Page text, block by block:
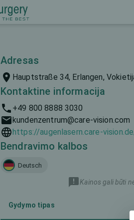
Adresas
Hauptstraße 34, Erlangen,
Kontaktine informacija
+49 800 8888 3030
kundenzentrum@care-vision.com
https://augenlasern.care-
Bendravimo kalbos
Deutsch
Kainos gali būti
Gydymo tipas